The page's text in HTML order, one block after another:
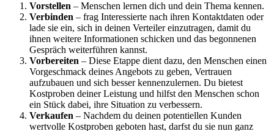
Vorstellen – Menschen lernen dich und dein Thema kennen.
Verbinden – frag Interessierte nach ihren Kontaktdaten oder
lade sie ein, sich in deinen Verteiler einzutragen, damit du
ihnen weitere Informationen schicken und das begonnenen
Gespräch weiterführen kannst.
Vorbereiten – Diese Etappe dient dazu, den Menschen einen
Vorgeschmack deines Angebots zu geben, Vertrauen
aufzubauen und sich besser kennenzulernen. Du bietest
Kostproben deiner Leistung und hilfst den Menschen schon
ein Stück dabei, ihre Situation zu verbessern.
Verkaufen – Nachdem du deinen potentiellen Kunden
wertvolle Kostproben geboten hast, darfst du sie nun ganz